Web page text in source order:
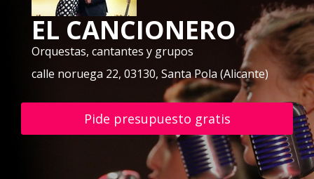
EL CANCIONERO
Orquestas, cantantes y grupos
calle noruega 22, 03130, Santa Pola (Alicante)
Pide presupuesto gratis